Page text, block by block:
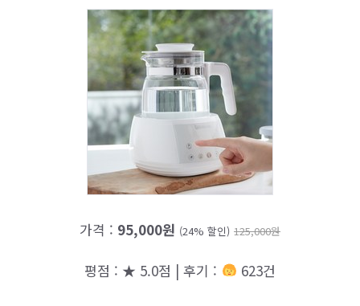
가격 : 95,000원 (24% 할인) 125,000원
평점 : ★ 5.0점 | 후기 : 623건